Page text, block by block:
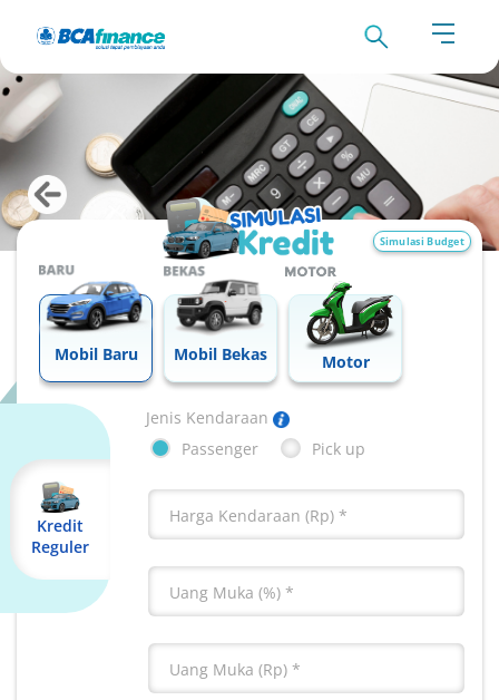
Simulasi Budget
Mobil Baru Mobil Bekas Motor
Jenis Kendaraan
Passenger
Pick up
Harga Kendaraan (Rp)
Uang Muka (%)
Uang Muka (Rp)
Kredit
Reguler